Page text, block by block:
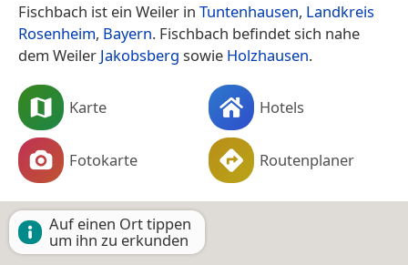
Fischbach ist ein Weiler in Tuntenhausen, Landkreis
Rosenheim, Bayern. Fischbach befindet sich nahe
dem Weiler Jakobsberg sowie Holzhausen.
Karte Hotels
Fotokarte Routenplaner
Auf einen Ort tippen
um ihn zu erkunden